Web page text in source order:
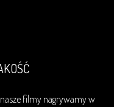
filmy nagrywamy w